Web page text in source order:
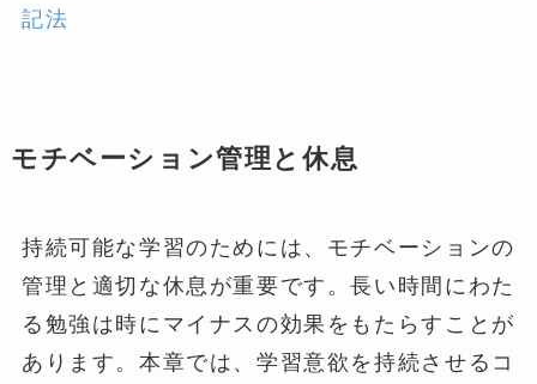
記法
モチベーション管理と休息
持続可能な学習のためには、モチベーションの
管理と適切な休息が重要です。長い時間にわた
る勉強は時にマイナスの効果をもたらすことが
あります。本章では、学習意欲を持続させるコ